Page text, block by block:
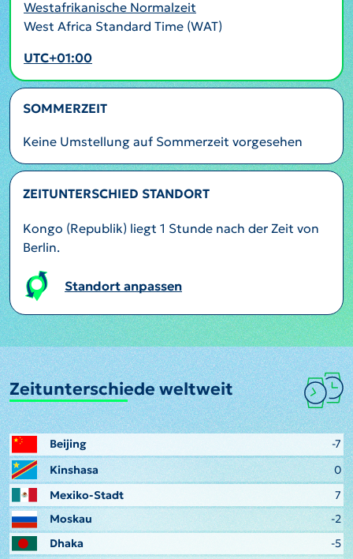
Westafrikanische Normalzeit
West Africa Standard Time (WAT)
UTC+01:00
SOMMERZEIT
Keine Umstellung auf Sommerzeit vorgesehen
ZEITUNTERSCHIED STANDORT
Kongo (Republik) liegt 1 Stunde nach der Zeit von
Berlin.
Standort anpassen
Zeitunterschiede weltweit
Beijing
-7
Kinshasa
0
Mexiko-Stadt
7
Moskau
-2
Dhaka
-5